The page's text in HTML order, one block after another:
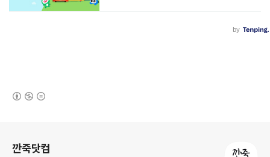
깐죽닷컴